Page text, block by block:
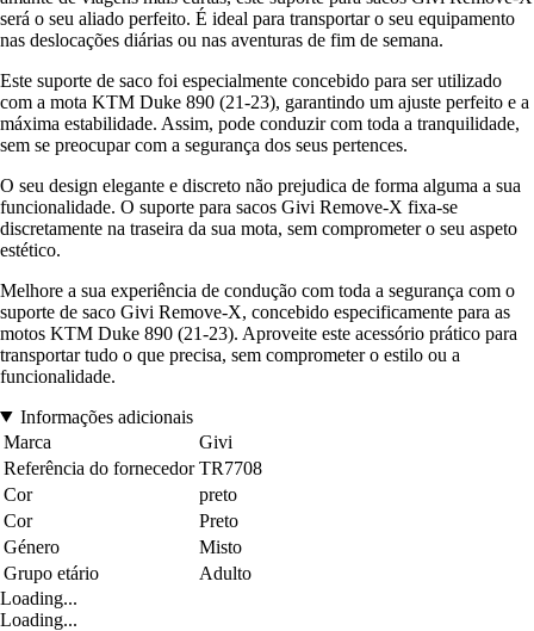
será o seu aliado perfeito. É ideal para transportar o seu equipamento
nas deslocações diárias ou nas aventuras de fim de semana.
Este suporte de saco foi especialmente concebido para ser utilizado
com a mota KTM Duke 890 (21-23), garantindo um ajuste perfeito e a
máxima estabilidade. Assim, pode conduzir com toda a tranquilidade,
sem se preocupar com a segurança dos seus pertences.
O seu design elegante e discreto não prejudica de forma alguma a sua
funcionalidade. O suporte para sacos Givi Remove-X fixa-se
discretamente na traseira da sua mota, sem comprometer o seu aspeto
estético.
Melhore a sua experiência de condução com toda a segurança com o
suporte de saco Givi Remove-X, concebido especificamente para as
motos KTM Duke 890 (21-23). Aproveite este acessório prático para
transportar tudo o que precisa, sem comprometer o estilo ou a
funcionalidade.
Informações adicionais
Marca
Givi
Referência do fornecedor TR7708
Cor
preto
Cor
Preto
Género
Misto
Grupo etário
Adulto
Loading...
Loading...